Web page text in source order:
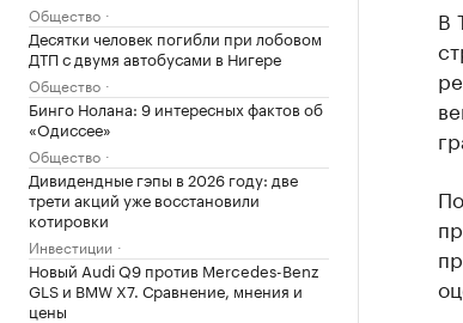
Общество
Десятки человек погибли при лобовом
ДТП с двумя автобусами в Нигере
Общество
Бинго Нолана: 9 интересных фактов об
«Одиссее»
Общество
Дивидендные гэпы в 2026 году: две
трети акций уже восстановили
котировки
Инвестиции
Новый Audi Q9 против Mercedes-Benz
GLS и BMW X7. Сравнение, мнения и
цены
В